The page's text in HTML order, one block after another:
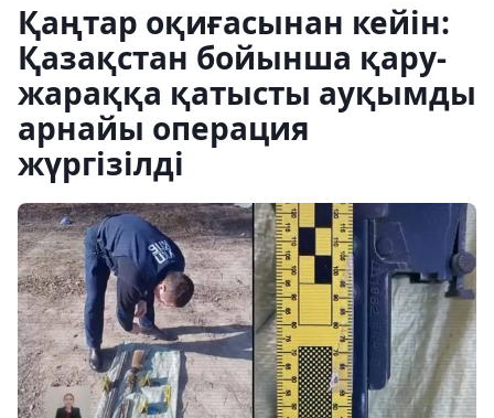
Қаңтар оқиғасынан кейін:
Қазақстан бойынша қару-
жараққа қатысты ауқымды
арнайы операция
жүргізілді